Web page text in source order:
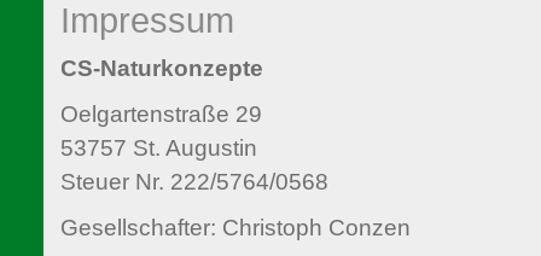
Impressum
CS-Naturkonzepte
Oelgartenstraße 29
53757 St. Augustin
Steuer Nr. 222/5764/0568
Gesellschafter: Christoph Conzen